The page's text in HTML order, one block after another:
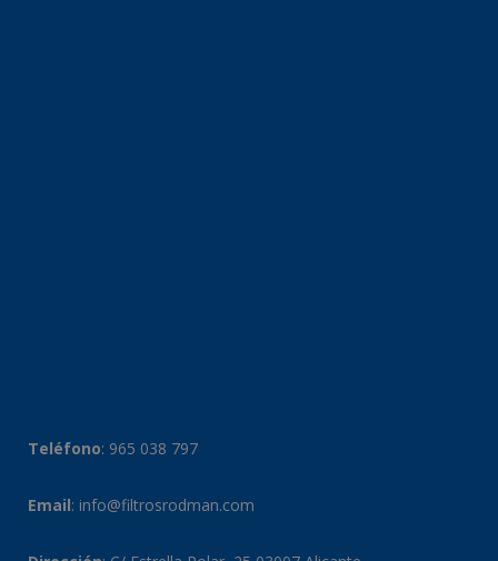
Teléfono: 965 038 797
Email: info@filtrosrodman.com